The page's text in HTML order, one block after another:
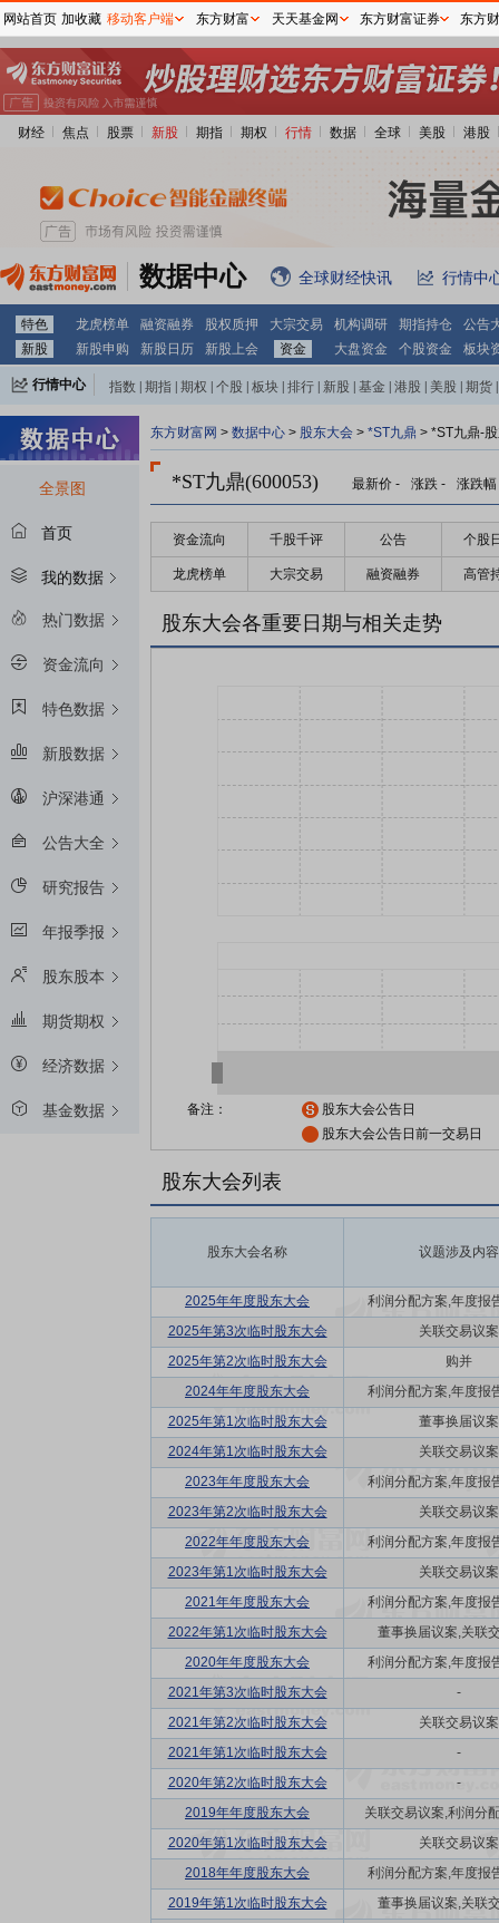
财经 焦点 股票 新股 期指 期权 行情 数据 全球 美股 港股
数据中心 全球财经快讯 行情中
特色 龙虎榜单 融资融券 股权质押 大宗交易 机构调研 期指持仓
公告
新股
新股申购 新股日历 新股上会 资金 大盘资金 个股资金 板块
行情中心 指数 期指 期权 个股 板块 排行 新股 基金 港股 美股 期货
全景图
首页
我的数据
热门数据
资金流向
特色数据
新股数据
沪深港通
公告大全
研究报告
年报季报
股东股本
期货期权
经济数据
基金数据
东方财富网 > 数据中心 > 股东大会 > *ST九鼎 > *ST九鼎-
*ST九鼎(600053) 最新价 - 涨跌 - 涨跌幅
资金流向 千股千评 公告 个股
龙虎榜单 大宗交易 融资融券 高管
股东大会各重要日期与相关走势
备注：
股东大会公告日
股东大会公告日前一交易日
股东大会列表
股东大会名称 议题涉及内容
2025年年度股东大会
利润分配方案,年度报
2025年第3次临时股东大会
关联交易议案
2025年第2次临时股东大会
购并
2024年年度股东大会
利润分配方案,年度报
2025年第1次临时股东大会
董事换届议案
2024年第1次临时股东大会
关联交易议案
2023年年度股东大会
利润分配方案,年度报
2023年第2次临时股东大会
关联交易议案
2022年年度股东大会
利润分配方案,年度报
2023年第1次临时股东大会
关联交易议案
2021年年度股东大会
利润分配方案,年度报
2022年第1次临时股东大会
董事换届议案,关联
2020年年度股东大会
利润分配方案,年度报
2021年第3次临时股东大会
-
2021年第2次临时股东大会
关联交易议案
2021年第1次临时股东大会
-
2020年第2次临时股东大会
-
2019年年度股东大会
关联交易议案,利润分
2020年第1次临时股东大会
关联交易议案
2018年年度股东大会
利润分配方案,年度报
2019年第1次临时股东大会
董事换届议案,关联
网站首页 加收藏 移动客户端 东方财富 天天基金网 东方财富证券 东方